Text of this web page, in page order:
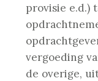
provisie e.d.)
vergoeding
de overige,